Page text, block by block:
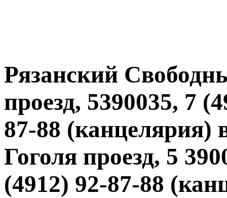
Рязанский
проезд, 5390035, 7
87-88 (канцелярия)
Гоголя проезд, 5
(4912) 92-87-88